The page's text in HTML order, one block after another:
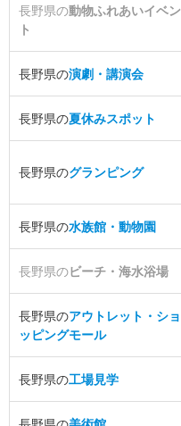
長野県の動物ふれあいイベン
ト
長野県の演劇・講演会
長野県の夏休みスポット
長野県のグランピング
長野県の水族館・動物園
長野県のビーチ・海水浴場
長野県のアウトレット・ショ
ッピングモール
長野県の工場見学